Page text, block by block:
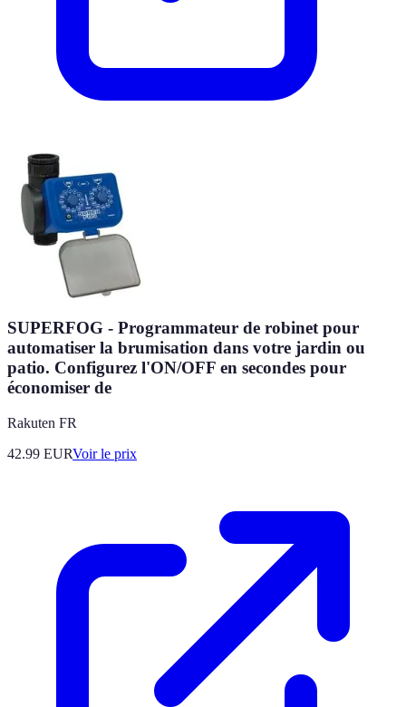
SUPERFOG - Programmateur de robinet pour
automatiser la brumisation dans votre jardin ou
patio. Configurez l'ON/OFF en secondes pour
économiser de
Rakuten FR
42.99 EURVoir le prix